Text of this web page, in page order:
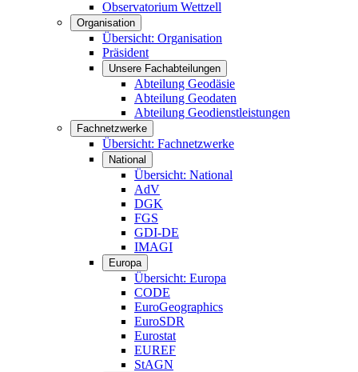
Observatorium Wettzell
Organisation
Übersicht: Organisation
Präsident
Unsere Fachabteilungen
Abteilung Geodäsie
Abteilung Geodaten
Abteilung Geodienstleistungen
Fachnetzwerke
Übersicht: Fachnetzwerke
National
Übersicht: National
AdV
DGK
FGS
GDI-DE
IMAGI
Europa
Übersicht: Europa
CODE
EuroGeographics
EuroSDR
Eurostat
EUREF
StAGN